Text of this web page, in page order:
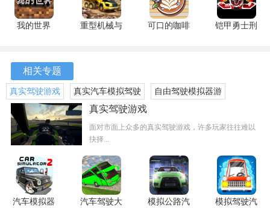
2、真实巴士驾驶模拟器还提供了丰富多样的游戏内容，玩家
可以选择不同的城市地图进行探索，体验不同城市的风情和
3、游戏中还设有各种不同的天气和路况，如雨天、雪天、高
峰时段等，增加了游戏的变化性和挑战性，让玩家感受到真
实驾驶的乐趣和紧张感。
游戏评测
真实巴士驾驶模拟器是一款富有挑战性和乐趣的驾驶模拟游
戏，不仅能让玩家体验到驾驶公交车的乐趣，能培养玩家的
驾驶技术和交通意识。
卓版
我的世界
安卓版
重型机械与
可口的咖啡
铠甲勇士刑
相关专题
真实驾驶游戏
真实汽车模拟驾驶
游戏大全
自由驾驶模拟器游
真实驾驶游戏
面对市面上众多的真实驾驶游戏，许多玩家往往难以
抉择...
汽车模拟器
汽车驾驶大
模拟公路汽
模拟驾驶汽